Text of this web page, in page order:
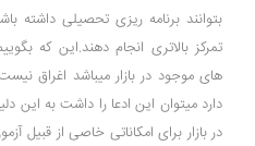
بتوانند برنامه ریزی تحصیلی داشته
تمرکز بالاتری انجام دهند.این که
های موجود در بازار میباشد اغراق
دارد میتوان این ادعا را داشت به این
در بازار برای امکاناتی خاصی از قبیل